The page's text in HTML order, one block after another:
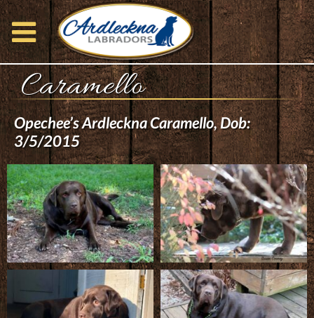
Caramello
Opechee’s Ardleckna Caramello, Dob:
3/5/2015